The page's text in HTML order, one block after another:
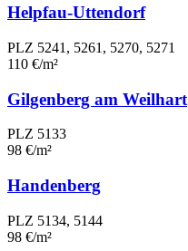
Helpfau-Uttendorf
PLZ 5241, 5261, 5270, 5271
110 €/m²
Gilgenberg am Weilhart
PLZ 5133
98 €/m²
Handenberg
PLZ 5134, 5144
98 €/m²